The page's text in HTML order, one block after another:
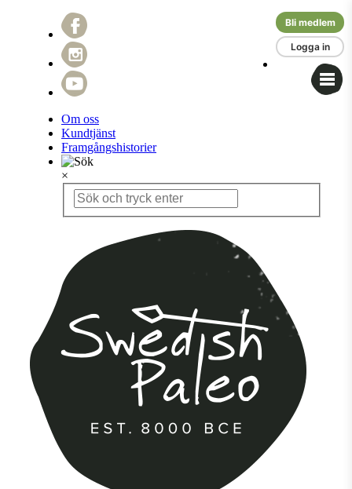
Om oss
Kundtjänst
Framgångshistorier
×
Bli medlem
Logga in